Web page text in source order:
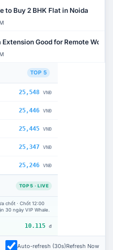
to Buy 2 BHK Flat in Noida
Good for Remote Work?
TOP 5
25,548 VNĐ
25,446 VNĐ
25,445 VNĐ
25,347 VNĐ
25,246 VNĐ
TOP 5 · LIVE
chốt · Chốt 12:00
30 ngày VIP Whale.
10.115 đ
Auto-refresh (30s)Refresh Now